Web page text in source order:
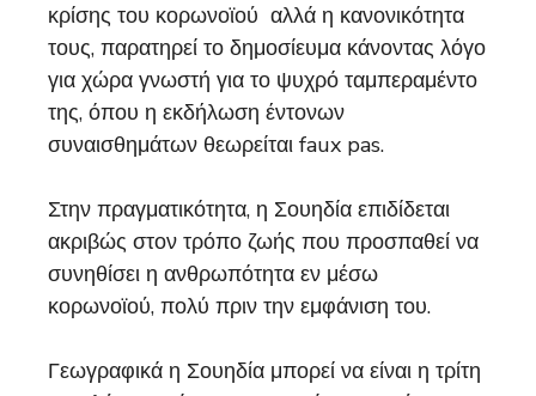
κρίσης του κορωνοϊού αλλά η κανονικότητα
τους, παρατηρεί το δημοσίευμα κάνοντας λόγο
για χώρα γνωστή για το ψυχρό ταμπεραμέντο
της, όπου η εκδήλωση έντονων
συναισθημάτων θεωρείται faux pas.
Στην πραγματικότητα, η Σουηδία επιδίδεται
ακριβώς στον τρόπο ζωής που προσπαθεί να
συνηθίσει η ανθρωπότητα εν μέσω
κορωνοϊού, πολύ πριν την εμφάνιση του.
Γεωγραφικά η Σουηδία μπορεί να είναι η τρίτη